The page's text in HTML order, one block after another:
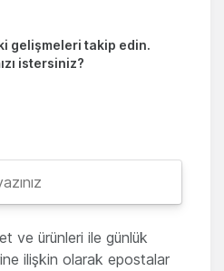
gelişmeleri takip edin.
istersiniz?
ve ürünleri ile günlük
ilişkin olarak epostalar